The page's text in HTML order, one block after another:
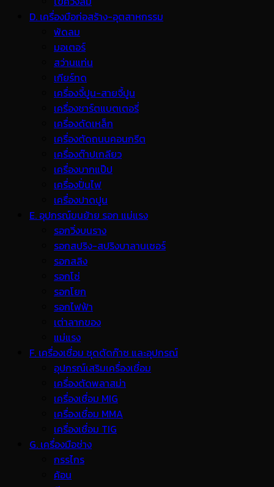
D. เครื่องมือก่อสร้าง-อุตสาหกรรม
พ้ดลม
มอเตอร์
สว่านแท่น
เกียร์ทด
เครื่องจี้ปูน-สายจี้ปูน
เครื่องชาร์ตแบตเตอรี่
เครื่องดัดเหล็ก
เครื่องตัดถนนคอนกรีต
เครื่องต๊าปเกลียว
เครื่องบากแป๊ป
เครื่องปั่นไฟ
เครื่องปาดปูน
E. อุปกรณ์ขนย้าย รอก แม่แรง
รอกวิ่งบนราง
รอกสปริง-สปริงบาลานเซอร์
รอกสลิง
รอกโซ่
รอกโยก
รอกไฟฟ้า
เต่าลากของ
แม่แรง
F. เครื่องเชื่อม ชุดตัดก๊าซ และอุปกรณ์
อุปกรณ์เสริมเครื่องเชื่อม
เครื่องตัดพลาสม่า
เครื่องเชื่อม MIG
เครื่องเชื่อม MMA
เครื่องเชื่อม TIG
G. เครื่องมือช่าง
กรรไกร
ค้อน